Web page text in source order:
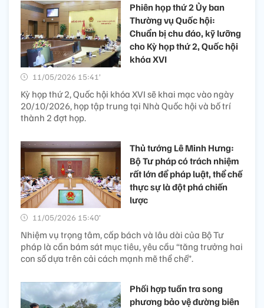
Phiên họp thứ 2 Ủy ban
Thường vụ Quốc hội:
Chuẩn bị chu đáo, kỹ lưỡng
cho Kỳ họp thứ 2, Quốc hội
khóa XVI
11/05/2026 15:41’
Kỳ họp thứ 2, Quốc hội khóa XVI sẽ khai mạc vào ngày
20/10/2026, họp tập trung tại Nhà Quốc hội và bố trí
thành 2 đợt họp.
Thủ tướng Lê Minh Hưng:
Bộ Tư pháp có trách nhiệm
rất lớn để pháp luật, thể chế
thực sự là đột phá chiến
lược
11/05/2026 15:40’
Nhiệm vụ trọng tâm, cấp bách và lâu dài của Bộ Tư
pháp là cần bám sát mục tiêu, yêu cầu “tăng trưởng hai
con số dựa trên cải cách mạnh mẽ thể chế”.
Phối hợp tuần tra song
phương bảo vệ đường biên